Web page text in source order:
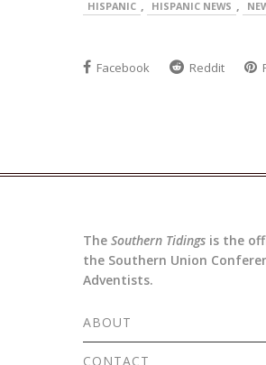
HISPANIC , HISPANIC NEWS ,
Facebook Reddit
The Southern Tidings is the
the Southern Union
Adventists.
ABOUT
CONTACT